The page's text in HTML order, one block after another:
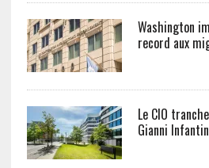
Washington
record aux
Le CIO
Gianni